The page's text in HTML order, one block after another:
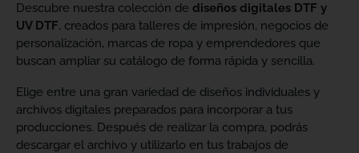
Descubre nuestra colección de diseños digitales DTF y
UV DTF, creados para talleres de impresión, negocios de
personalización, marcas de ropa y emprendedores que
buscan ampliar su catálogo de forma rápida y sencilla.
Elige entre una gran variedad de diseños individuales y
archivos digitales preparados para incorporar a tus
producciones. Después de realizar la compra, podrás
descargar el archivo y utilizarlo en tus trabajos de